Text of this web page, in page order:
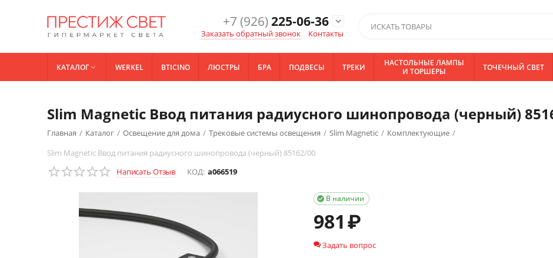
+7 (926)225-06-36
expand_more
Заказать обратный звонок
Контакты
КАТАЛОГ WERKEL BTICINO ЛЮСТРЫ БРА ПОДВЕСЫ ТРЕКИ
НАСТОЛЬНЫЕ ЛАМПЫ
И ТОРШЕРЫ
ТОЧЕЧНЫЙ СВЕТ
Slim Magnetic Ввод питания радиусного шинопровода (черный)
Главная / Каталог / Освещение для дома / Трековые системы освещения / Slim Magnetic / Комплектующие /
Slim Magnetic Ввод питания радиусного шинопровода (черный) 85162/00
Написать Отзыв
КОД: a066519
В наличии

981₽
Задать вопрос